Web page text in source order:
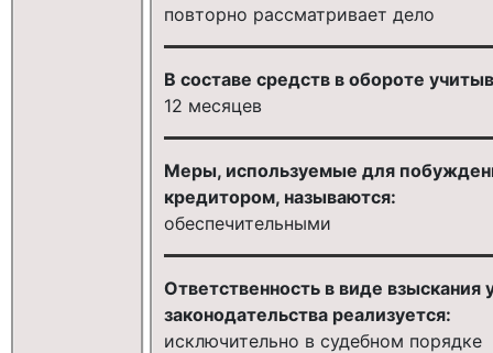
повторно рассматривает дело
В составе средств в обороте
12 месяцев
Меры, используемые для
кредитором, называются:
обеспечительными
Ответственность в виде
законодательства реализуется:
исключительно в судебном порядке